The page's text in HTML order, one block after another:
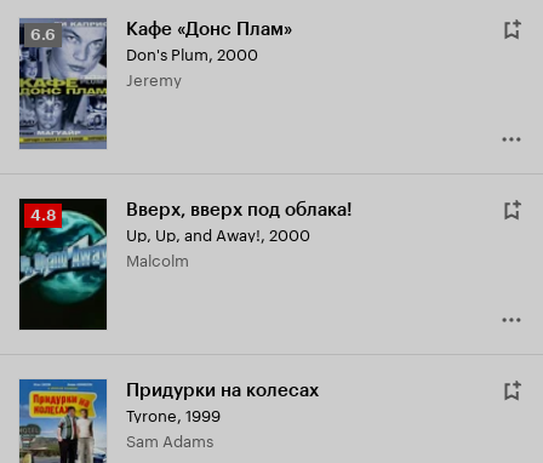
Рейтинг
Кинопоиска
6.6
6.6 Кафе «Донс Плам»
Don's Plum, 2000
Jeremy
Рейтинг
Кинопоиска
4.8
4.8 Вверх, вверх под облака!
Up, Up, and Away!, 2000
Malcolm
Придурки на колесах
Tyrone, 1999
Sam Adams